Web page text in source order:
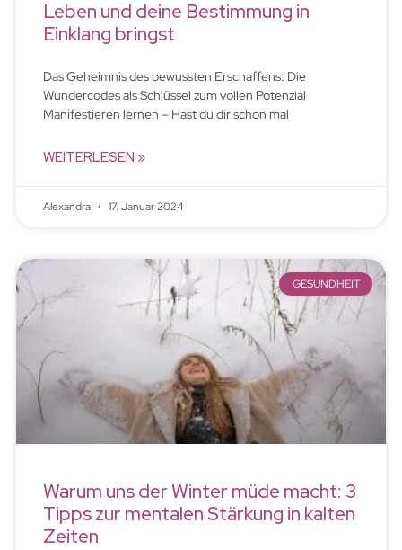
Leben und deine Bestimmung in
Einklang bringst
Das Geheimnis des bewussten Erschaffens: Die
Wundercodes als Schlüssel zum vollen Potenzial
Manifestieren lernen – Hast du dir schon mal
WEITERLESEN »
Alexandra 17. Januar 2024
GESUNDHEIT
Warum uns der Winter müde macht: 3
Tipps zur mentalen Stärkung in kalten
Zeiten